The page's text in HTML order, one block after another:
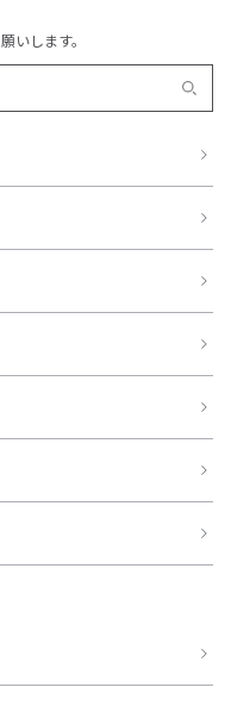
いします。